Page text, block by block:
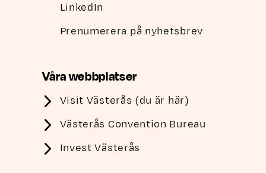
LinkedIn
Prenumerera på nyhetsbrev
Våra webbplatser
Visit Västerås (du är här)
Västerås Convention Bureau
Invest Västerås